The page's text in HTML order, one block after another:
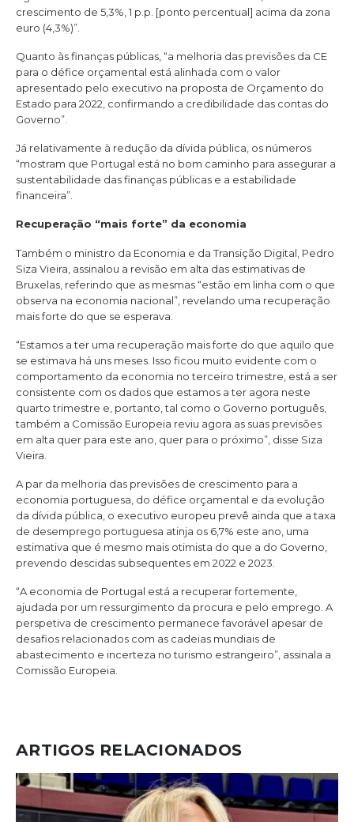
crescimento de 5,3%, 1 p.p. [ponto percentual] acima da zona
euro (4,3%)”.
Quanto às finanças públicas, “a melhoria das previsões da CE
para o défice orçamental está alinhada com o valor
apresentado pelo executivo na proposta de Orçamento do
Estado para 2022, confirmando a credibilidade das contas do
Governo”.
Já relativamente à redução da dívida pública, os números
“mostram que Portugal está no bom caminho para assegurar a
sustentabilidade das finanças públicas e a estabilidade
financeira”.
Recuperação “mais forte” da economia
Também o ministro da Economia e da Transição Digital, Pedro
Siza Vieira, assinalou a revisão em alta das estimativas de
Bruxelas, referindo que as mesmas “estão em linha com o que
observa na economia nacional”, revelando uma recuperação
mais forte do que se esperava.
“Estamos a ter uma recuperação mais forte do que aquilo que
se estimava há uns meses. Isso ficou muito evidente com o
comportamento da economia no terceiro trimestre, está a ser
consistente com os dados que estamos a ter agora neste
quarto trimestre e, portanto, tal como o Governo português,
também a Comissão Europeia reviu agora as suas previsões
em alta quer para este ano, quer para o próximo”, disse Siza
Vieira.
A par da melhoria das previsões de crescimento para a
economia portuguesa, do défice orçamental e da evolução
da dívida pública, o executivo europeu prevê ainda que a taxa
de desemprego portuguesa atinja os 6,7% este ano, uma
estimativa que é mesmo mais otimista do que a do Governo,
prevendo descidas subsequentes em 2022 e 2023.
“A economia de Portugal está a recuperar fortemente,
ajudada por um ressurgimento da procura e pelo emprego. A
perspetiva de crescimento permanece favorável apesar de
desafios relacionados com as cadeias mundiais de
abastecimento e incerteza no turismo estrangeiro”, assinala a
Comissão Europeia.
ARTIGOS RELACIONADOS